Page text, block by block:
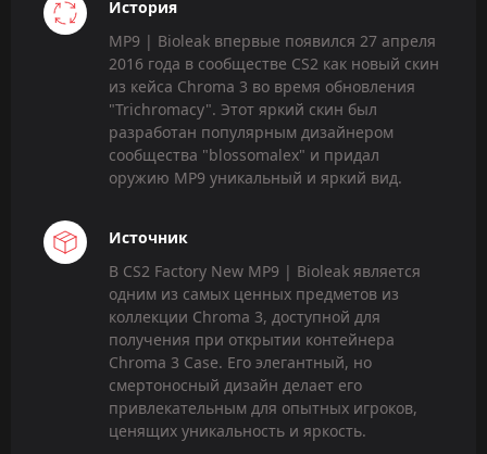
История
MP9 | Bioleak впервые появился 27 апреля
2016 года в сообществе CS2 как новый скин
из кейса Chroma 3 во время обновления
"Trichromacy". Этот яркий скин был
разработан популярным дизайнером
сообщества "blossomalex" и придал
оружию MP9 уникальный и яркий вид.
Источник
В CS2 Factory New MP9 | Bioleak является
одним из самых ценных предметов из
коллекции Chroma 3, доступной для
получения при открытии контейнера
Chroma 3 Case. Его элегантный, но
смертоносный дизайн делает его
привлекательным для опытных игроков,
ценящих уникальность и яркость.